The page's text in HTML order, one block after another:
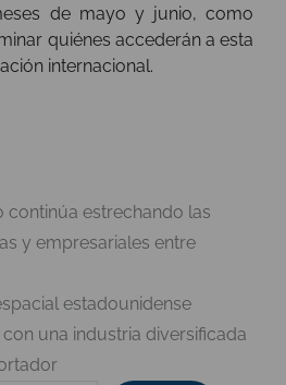
de mayo y junio, como
quiénes accederán a esta
internacional.
continúa estrechando las
y empresariales entre
estadounidense
una industria diversificada